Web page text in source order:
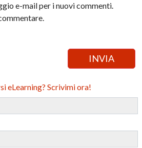
e-mail per i nuovi commenti.
eLearning? Scrivimi ora!